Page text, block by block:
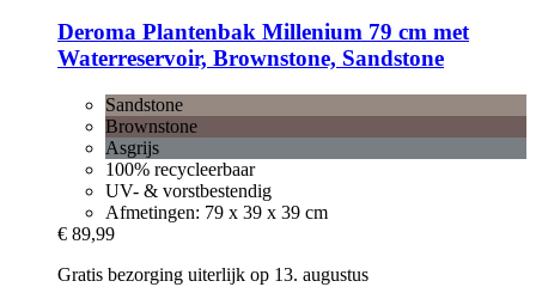
Deroma Plantenbak Millenium 79 cm met
Waterreservoir, Brownstone, Sandstone
Sandstone
Brownstone
Asgrijs
100% recycleerbaar
UV- & vorstbestendig
Afmetingen: 79 x 39 x 39 cm
€ 89,99
Gratis bezorging uiterlijk op 13. augustus